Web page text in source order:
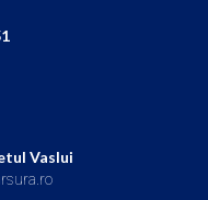
Vaslui